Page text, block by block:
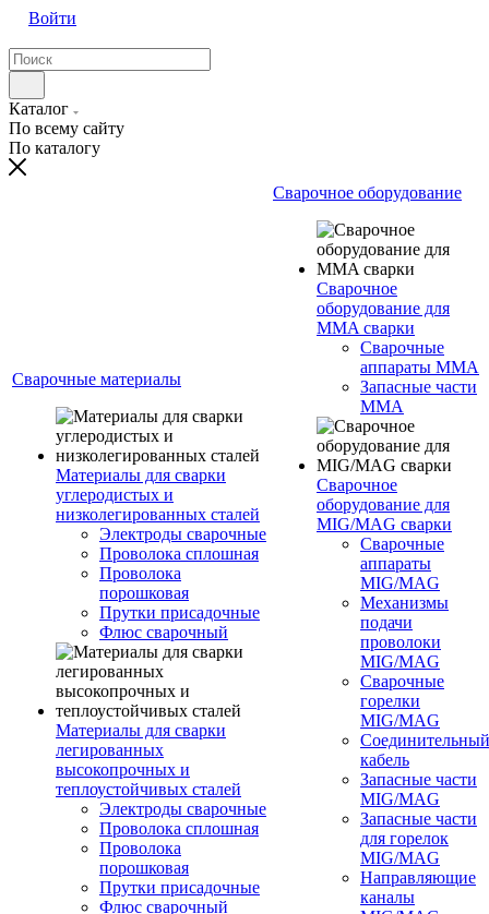
Войти
Каталог
По всему сайту
По каталогу
Сварочные материалы
Материалы для сварки
углеродистых и
низколегированных сталей
Электроды сварочные
Проволока сплошная
Проволока
порошковая
Прутки присадочные
Флюс сварочный
Материалы для сварки
легированных
высокопрочных и
теплоустойчивых сталей
Электроды сварочные
Проволока сплошная
Проволока
порошковая
Прутки присадочные
Флюс сварочный
Сварочное оборудование
Сварочное
оборудование для
MMA сварки
Сварочные
аппараты MMA
Запасные части
MMA
Сварочное
оборудование для
MIG/MAG сварки
Сварочные
аппараты
MIG/MAG
Механизмы
подачи
проволоки
MIG/MAG
Сварочные
горелки
MIG/MAG
Соединительный
кабель
Запасные части
MIG/MAG
Запасные части
для горелок
MIG/MAG
Направляющие
каналы